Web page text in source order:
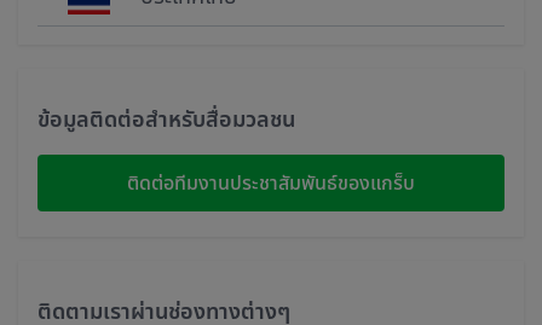
Malaysia
Indonesia
ข้อมูลติดต่อสำหรับสื่อมวลชน
ติดต่อทีมงานประชาสัมพันธ์ของแกร็บ
ติดตามเราผ่านช่องทางต่างๆ